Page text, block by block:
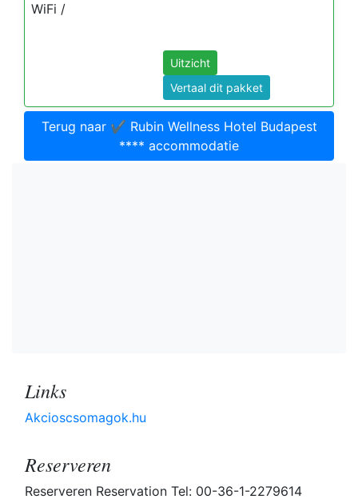
WiFi /
Uitzicht
Vertaal dit pakket
Terug naar ✔️ Rubin Wellness Hotel Budapest
**** accommodatie
Links
Akcioscsomagok.hu
Reserveren
Reserveren Reservation Tel: 00-36-1-2279614